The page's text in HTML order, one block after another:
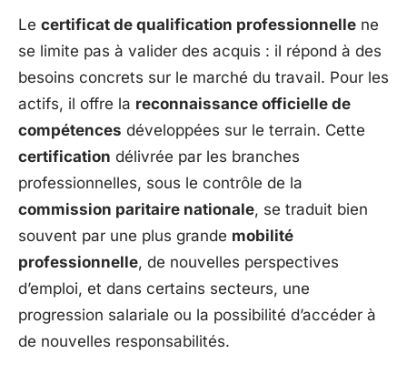
Le certificat de qualification professionnelle ne
se limite pas à valider des acquis : il répond à des
besoins concrets sur le marché du travail. Pour les
actifs, il offre la reconnaissance officielle de
compétences développées sur le terrain. Cette
certification délivrée par les branches
professionnelles, sous le contrôle de la
commission paritaire nationale, se traduit bien
souvent par une plus grande mobilité
professionnelle, de nouvelles perspectives
d’emploi, et dans certains secteurs, une
progression salariale ou la possibilité d’accéder à
de nouvelles responsabilités.